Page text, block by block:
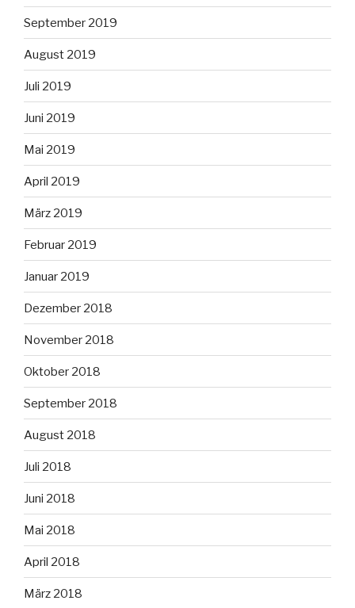
September 2019
August 2019
Juli 2019
Juni 2019
Mai 2019
April 2019
März 2019
Februar 2019
Januar 2019
Dezember 2018
November 2018
Oktober 2018
September 2018
August 2018
Juli 2018
Juni 2018
Mai 2018
April 2018
März 2018